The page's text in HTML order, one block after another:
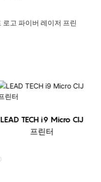
LEAD TECH i9 Micro CIJ
프린터